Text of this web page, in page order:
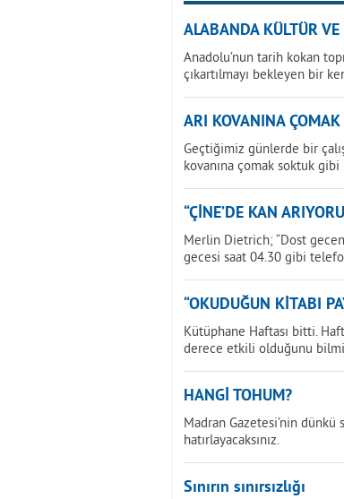
ALABANDA KÜLTÜR
Anadolu’nun tarih kokan
çıkartılmayı bekleyen bir
ARI KOVANINA
Geçtiğimiz günlerde bir
kovanına çomak soktuk gibi
“ÇİNE’DE KAN
Merlin Dietrich; “Dost
gecesi saat 04.30 gibi
“OKUDUĞUN KİTABI
Kütüphane Haftası bitti.
derece etkili olduğunu
HANGİ TOHUM?
Madran Gazetesi’nin dünkü
hatırlayacaksınız.
Sınırın sınırsızlığı